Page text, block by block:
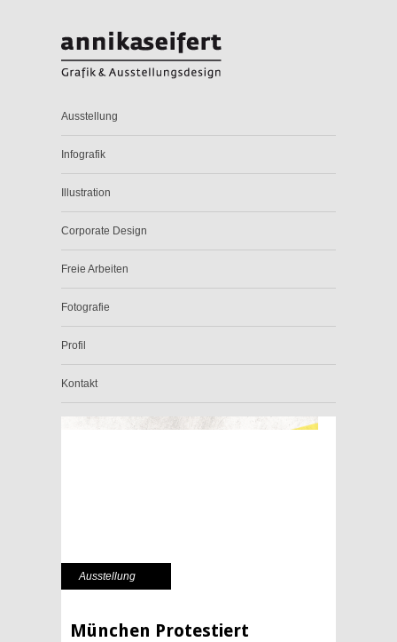
Ausstellung
Infografik
Illustration
Corporate Design
Freie Arbeiten
Fotografie
Profil
Kontakt
Ausstellung
München Protestiert